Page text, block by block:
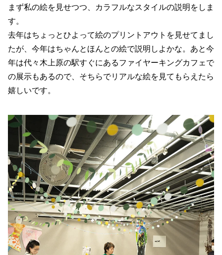
まず私の絵を見せつつ、カラフルなスタイルの説明をしま
す。
去年はちょっとひよって絵のプリントアウトを見せてまし
たが、今年はちゃんとほんとの絵で説明しよかな。あと今
年は代々木上原の駅すぐにあるファイヤーキングカフェで
の展示もあるので、そちらでリアルな絵を見てもらえたら
嬉しいです。